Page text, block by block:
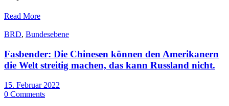
Read More
BRD, Bundesebene
Fasbender: Die Chinesen können den Amerikanern
die Welt streitig machen, das kann Russland nicht.
15. Februar 2022
0 Comments